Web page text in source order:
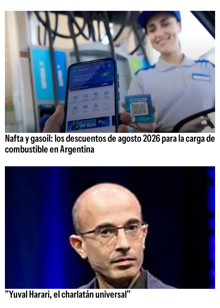
Nafta y gasoil: los descuentos de agosto 2026 para la carga de
combustible en Argentina
"Yuval Harari, el charlatán universal"